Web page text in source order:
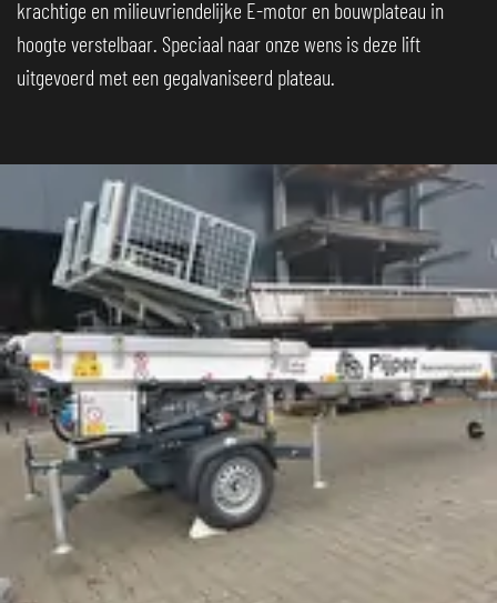
krachtige en milieuvriendelijke E-motor en bouwplateau in
hoogte verstelbaar. Speciaal naar onze wens is deze lift
uitgevoerd met een gegalvaniseerd plateau.